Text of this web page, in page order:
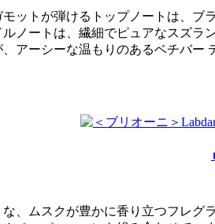
ットが弾けるトップノートは、
ノートは、繊細でピュアなスズ
アーシーな温もりのあるベチバ
、ムスクが豊かに香り立つフレ